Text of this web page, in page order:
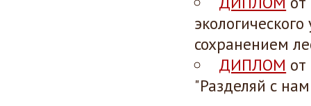
сохранением
ДИПЛОМ
"Разделяй с